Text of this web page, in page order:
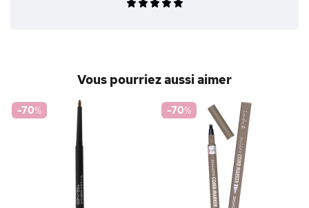
Vous pourriez aussi aimer
-70% -70%